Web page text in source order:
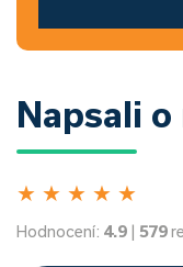
Napsali o
★ ★ ★ ★ ★
Hodnocení: 4.9 579